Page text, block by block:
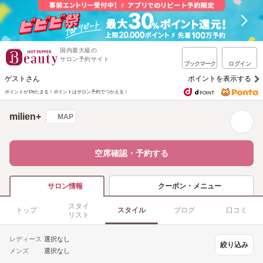
国内最大級の
サロン予約サイト
ブックマーク ログイン
ゲストさん ポイントを表示する
ポイントが1%たまる！ ポイントはサロン予約でつかえる！
milien+ MAP
空席確認・予約する
サロン情報 クーポン・メニュー
トップ
スタイ
リスト
スタイル ブログ 口コミ
レディース 選択なし
メンズ
選択なし
絞り込み